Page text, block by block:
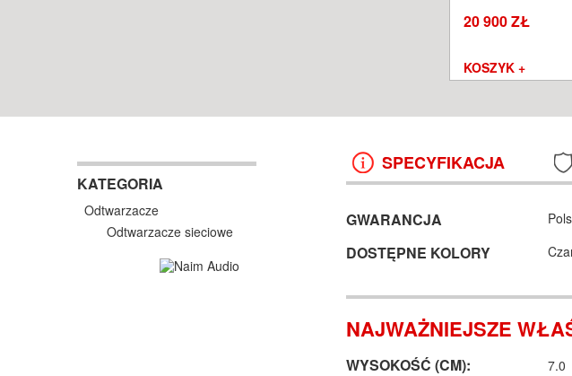
20 900 ZŁ
KOSZYK +
KATEGORIA
Odtwarzacze
Odtwarzacze sieciowe
SPECYFIKACJA
GWARANCJA
DOSTĘPNE KOLORY
NAJWAŻNIEJSZE
WYSOKOŚĆ (CM): 7.0